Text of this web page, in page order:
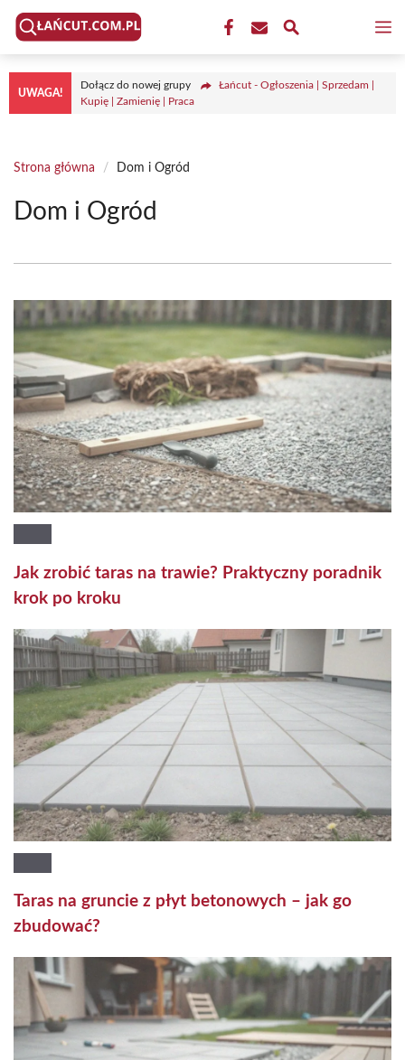
Przejdź
treści
UWAGA!
Dołącz do nowej grupy
Łańcut - Ogłoszenia | Sprzedam |
Kupię | Zamienię | Praca
Strona główna / Dom i Ogród
Dom i Ogród
Jak zrobić taras na trawie? Praktyczny poradnik
krok po kroku
Taras na gruncie z płyt betonowych – jak go
zbudować?